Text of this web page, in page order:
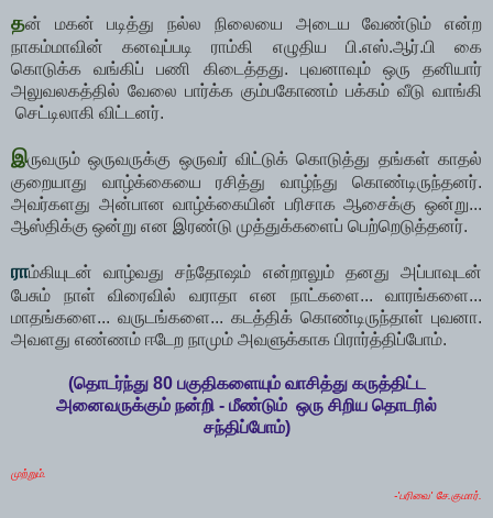
தன் மகன் படித்து நல்ல நிலையை அடைய வேண்டும் என்ற
நாகம்மாவின் கனவுப்படி ராம்கி எழுதிய பி.எஸ்.ஆர்.பி கை
கொடுக்க வங்கிப் பணி கிடைத்தது. புவனாவும் ஒரு தனியார்
அலுவலகத்தில் வேலை பார்க்க கும்பகோணம் பக்கம் வீடு வாங்கி
செட்டிலாகி விட்டனர்.
இருவரும் ஒருவருக்கு ஒருவர் விட்டுக் கொடுத்து தங்கள் காதல்
குறையாது வாழ்க்கையை ரசித்து வாழ்ந்து கொண்டிருந்தனர்.
அவர்களது அன்பான வாழ்க்கையின் பரிசாக ஆசைக்கு ஒன்று...
ஆஸ்திக்கு ஒன்று என இரண்டு முத்துக்களைப் பெற்றெடுத்தனர்.
ராம்கியுடன் வாழ்வது சந்தோஷம் என்றாலும் தனது அப்பாவுடன்
பேசும் நாள் விரைவில் வராதா என நாட்களை... வாரங்களை...
மாதங்களை... வருடங்களை... கடத்திக் கொண்டிருந்தாள் புவனா.
அவளது எண்ணம் ஈடேற நாமும் அவளுக்காக பிரார்த்திப்போம்.
(தொடர்ந்து 80 பகுதிகளையும் வாசித்து கருத்திட்ட
அனைவருக்கும் நன்றி - மீண்டும் ஒரு சிறிய தொடரில்
சந்திப்போம்)
முற்றும்.
-'பரிவை' சே.குமார்.